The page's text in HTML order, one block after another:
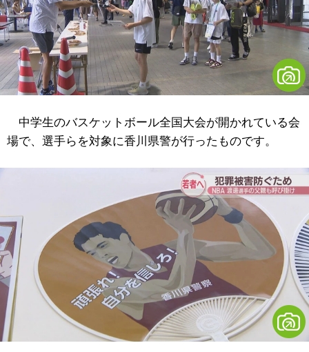
中学生のバスケットボール全国大会が開かれている会
場で、選手らを対象に香川県警が行ったものです。